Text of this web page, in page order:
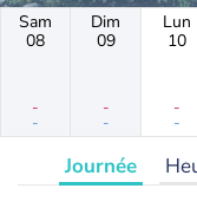
Sam
08
-
-
Dim
09
-
-
Lun
10
-
-
Journée